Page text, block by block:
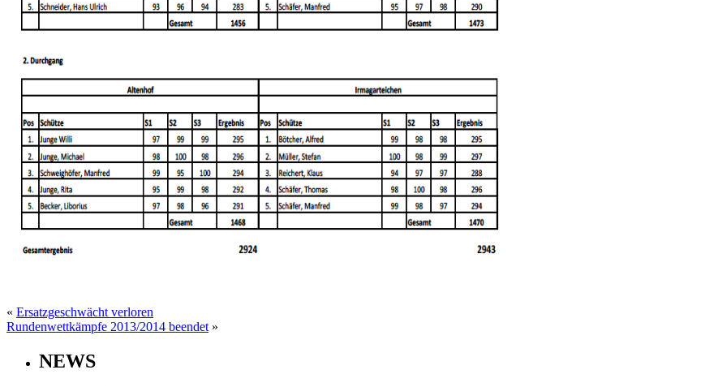
« Ersatzgeschwächt verloren
Rundenwettkämpfe 2013/2014 beendet »
NEWS